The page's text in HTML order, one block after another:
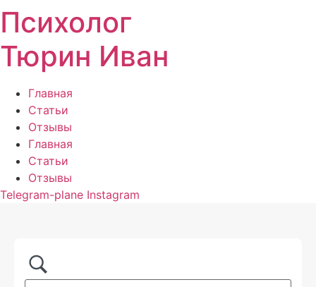
Перейти
к
содержимому
Психолог
Тюрин Иван
Главная
Статьи
Отзывы
Главная
Статьи
Отзывы
Telegram-plane Instagram